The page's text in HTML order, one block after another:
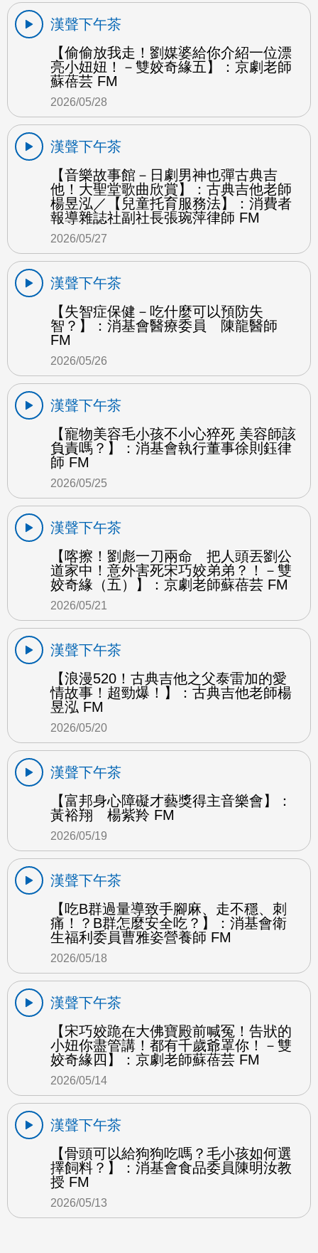
漢聲下午茶
【偷偷放我走！劉媒婆給你介紹一位漂
亮小妞妞！－雙姣奇緣五】：京劇老師
蘇蓓芸 FM
2026/05/28
漢聲下午茶
【音樂故事館－日劇男神也彈古典吉
他！大聖堂歌曲欣賞】：古典吉他老師
楊昱泓／【兒童托育服務法】：消費者
報導雜誌社副社長張琬萍律師 FM
2026/05/27
漢聲下午茶
【失智症保健－吃什麼可以預防失
智？】：消基會醫療委員 陳龍醫師
FM
2026/05/26
漢聲下午茶
【寵物美容毛小孩不小心猝死 美容師該
負責嗎？】：消基會執行董事徐則鈺律
師 FM
2026/05/25
漢聲下午茶
【喀擦！劉彪一刀兩命 把人頭丟劉公
道家中！意外害死宋巧姣弟弟？！－雙
姣奇緣（五）】：京劇老師蘇蓓芸 FM
2026/05/21
漢聲下午茶
【浪漫520！古典吉他之父泰雷加的愛
情故事！超勁爆！】：古典吉他老師楊
昱泓 FM
2026/05/20
漢聲下午茶
【富邦身心障礙才藝獎得主音樂會】：
黃裕翔 楊紫羚 FM
2026/05/19
漢聲下午茶
【吃B群過量導致手腳麻、走不穩、刺
痛！？B群怎麼安全吃？】：消基會衛
生福利委員曹雅姿營養師 FM
2026/05/18
漢聲下午茶
【宋巧姣跪在大佛寶殿前喊冤！告狀的
小妞你盡管講！都有千歲爺罩你！－雙
姣奇緣四】：京劇老師蘇蓓芸 FM
2026/05/14
漢聲下午茶
【骨頭可以給狗狗吃嗎？毛小孩如何選
擇飼料？】：消基會食品委員陳明汝教
授 FM
2026/05/13